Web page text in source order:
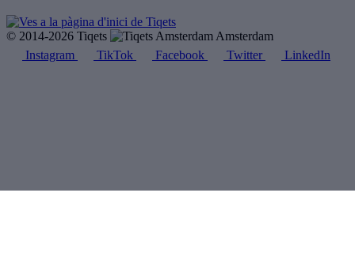
© 2014-2026 Tiqets
Amsterdam
Instagram
TikTok Facebook Twitter LinkedIn